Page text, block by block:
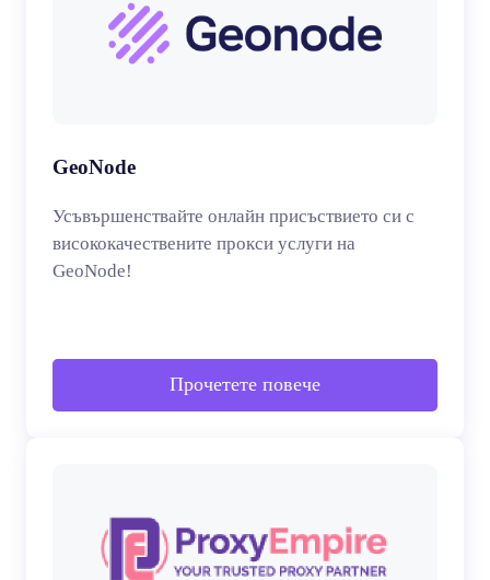
GeoNode
Усъвършенствайте онлайн присъствието си с
висококачествените прокси услуги на
GeoNode!
Прочетете повече